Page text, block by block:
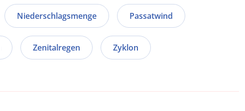
Niederschlagsmenge Passatwind
Zenitalregen Zyklon